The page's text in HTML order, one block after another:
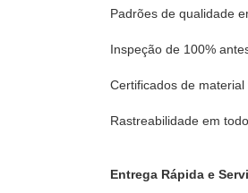
Padrões de qualidade
Inspeção de 100%
Certificados de
Rastreabilidade em
Entrega Rápida e